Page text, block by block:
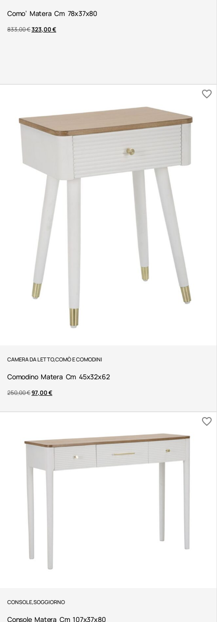
Como’ Matera Cm 78x37x80
833,00€323,00€
CAMERA DA LETTO,COMÒ E COMODINI
Comodino Matera Cm 45x32x62
250,00€97,00€
CONSOLE,SOGGIORNO
Console Matera Cm 107x37x80